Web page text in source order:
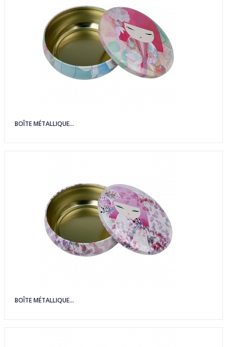
BOÎTE MÉTALLIQUE...
BOÎTE MÉTALLIQUE...